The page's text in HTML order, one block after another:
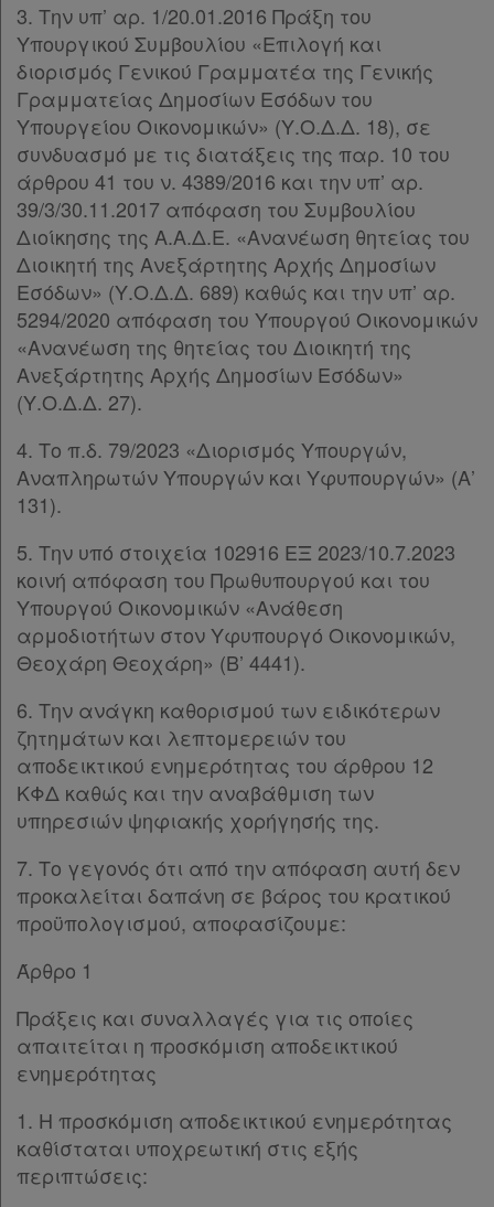
Παρ.3
Άρθρο 10
Άρθρο 11 [-]
Παρ.1
Παρ.2
Παρ.3
Παρ.4
ΠΑΡΑΡΤΗΜΑ
Υπογραφές
3. Την υπ’ αρ. 1/20.01.2016 Πράξη του
Υπουργικού Συμβουλίου «Επιλογή και
διορισμός Γενικού Γραμματέα της Γενικής
Γραμματείας Δημοσίων Εσόδων του
Υπουργείου Οικονομικών» (Υ.Ο.Δ.Δ. 18), σε
συνδυασμό με τις διατάξεις της παρ. 10 του
άρθρου 41 του ν. 4389/2016 και την υπ’ αρ.
39/3/30.11.2017 απόφαση του Συμβουλίου
Διοίκησης της Α.Α.Δ.Ε. «Ανανέωση θητείας του
Διοικητή της Ανεξάρτητης Αρχής Δημοσίων
Εσόδων» (Υ.Ο.Δ.Δ. 689) καθώς και την υπ’ αρ.
5294/2020 απόφαση του Υπουργού Οικονομικών
«Ανανέωση της θητείας του Διοικητή της
Ανεξάρτητης Αρχής Δημοσίων Εσόδων»
(Υ.Ο.Δ.Δ. 27).
4. Το π.δ. 79/2023 «Διορισμός Υπουργών,
Αναπληρωτών Υπουργών και Υφυπουργών» (Α’
131).
5. Την υπό στοιχεία 102916 ΕΞ 2023/10.7.2023
κοινή απόφαση του Πρωθυπουργού και του
Υπουργού Οικονομικών «Ανάθεση
αρμοδιοτήτων στον Υφυπουργό Οικονομικών,
Θεοχάρη Θεοχάρη» (Β’ 4441).
6. Την ανάγκη καθορισμού των ειδικότερων
ζητημάτων και λεπτομερειών του
αποδεικτικού ενημερότητας του άρθρου 12
ΚΦΔ καθώς και την αναβάθμιση των
υπηρεσιών ψηφιακής χορήγησής της.
7. Το γεγονός ότι από την απόφαση αυτή δεν
προκαλείται δαπάνη σε βάρος του κρατικού
προϋπολογισμού, αποφασίζουμε:
Άρθρο 1
Πράξεις και συναλλαγές για τις οποίες
απαιτείται η προσκόμιση αποδεικτικού
ενημερότητας
1. Η προσκόμιση αποδεικτικού ενημερότητας
καθίσταται υποχρεωτική στις εξής
περιπτώσεις: